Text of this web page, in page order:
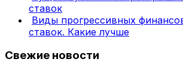
ставок
Виды прогрессивных
ставок. Какие лучше
Свежие новости